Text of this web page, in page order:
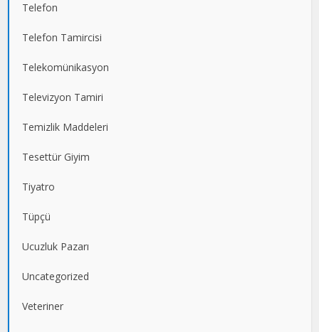
Telefon
Telefon Tamircisi
Telekomünikasyon
Televizyon Tamiri
Temizlik Maddeleri
Tesettür Giyim
Tiyatro
Tüpçü
Ucuzluk Pazarı
Uncategorized
Veteriner